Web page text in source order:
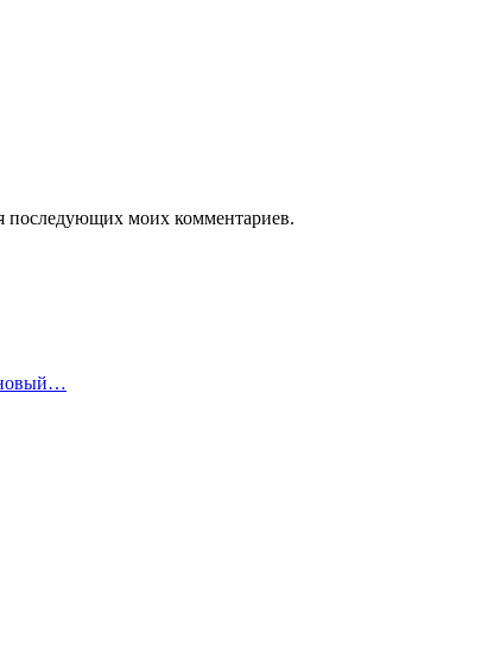
последующих моих комментариев.
новый…